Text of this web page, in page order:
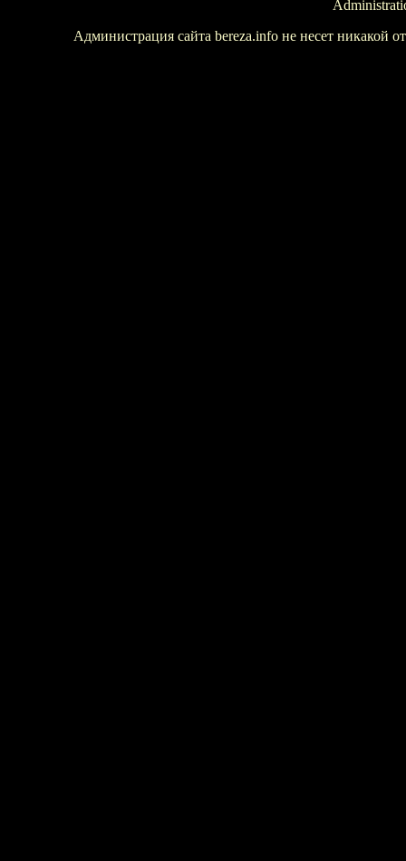
Администрация сайта bereza.info не несет никакой